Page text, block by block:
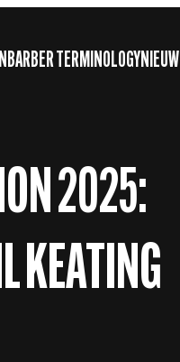
BARBER TERMINOLOGYNIEUW
2025:
KEATING